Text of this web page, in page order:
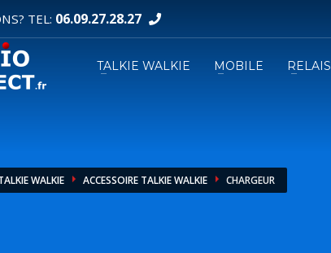
DEVIS
vos produits.
TEL: 06.09.27.28.27
TALKIE WALKIE MOBILE RELAIS
WALKIE ACCESSOIRE TALKIE WALKIE CHARGEUR